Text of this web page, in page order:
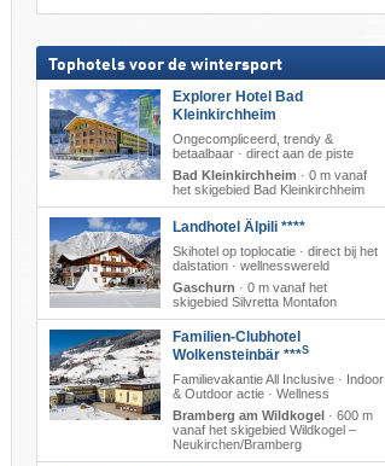
Tophotels voor de wintersport
Explorer Hotel Bad
Kleinkirchheim
Ongecompliceerd, trendy &
betaalbaar · direct aan de piste
Bad Kleinkirchheim · 0 m vanaf
het skigebied Bad Kleinkirchheim
Landhotel Älpili ****
Skihotel op toplocatie · direct bij het
dalstation · wellnesswereld
Gaschurn · 0 m vanaf het
skigebied Silvretta Montafon
Familien-Clubhotel
Wolkensteinbär ***S
Familievakantie All Inclusive · Indoor
& Outdoor actie · Wellness
Bramberg am Wildkogel· 600 m
vanaf het skigebied Wildkogel –
Neukirchen/​Bramberg